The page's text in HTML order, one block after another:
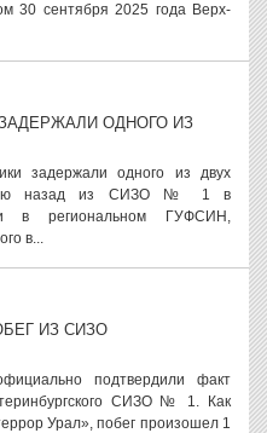
30 сентября 2025 года Верх-
ОДНОГО ИЗ
задержали одного из двух
назад из СИЗО № 1 в
в региональном ГУФСИН,
в...
ИЗ СИЗО
подтвердили факт
СИЗО № 1. Как
Урал», побег произошел 1